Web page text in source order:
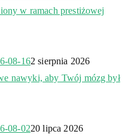
w ramach prestiżowej
08-162 sierpnia 2026
nawyki, aby Twój mózg był
08-0220 lipca 2026